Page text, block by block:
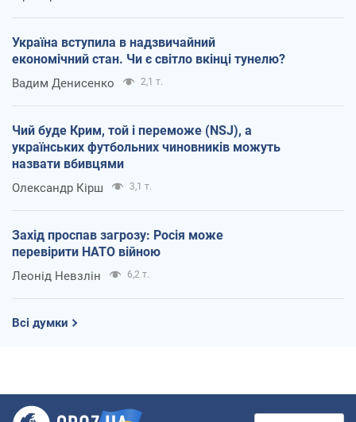
Україна вступила в надзвичайний
економічний стан. Чи є світло вкінці тунелю?
Вадим Денисенко 2,1 т.
Чий буде Крим, той і переможе (NSJ), а
українських футбольних чиновників можуть
назвати вбивцями
Олександр Кірш 3,1 т.
Захід проспав загрозу: Росія може
перевірити НАТО війною
Леонід Невзлін 6,2 т.
Всі думки